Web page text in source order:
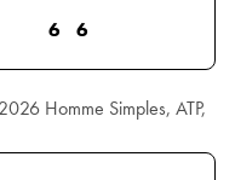
6 6
Homme Simples, ATP,